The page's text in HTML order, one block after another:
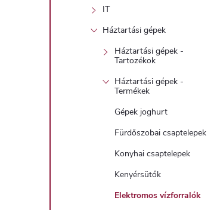
IT
Háztartási gépek
Háztartási gépek -
Tartozékok
Háztartási gépek -
Termékek
Gépek joghurt
Fürdőszobai csaptelepek
Konyhai csaptelepek
Kenyérsütők
Elektromos vízforralók